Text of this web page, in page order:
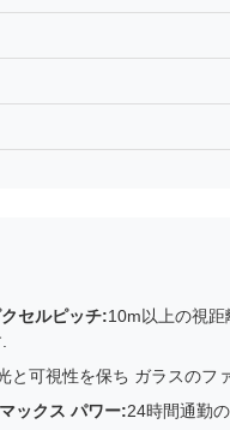
セルピッチ:10m以上の視
と可視性を保ち ガラスのフ
ックス パワー:24時間通勤